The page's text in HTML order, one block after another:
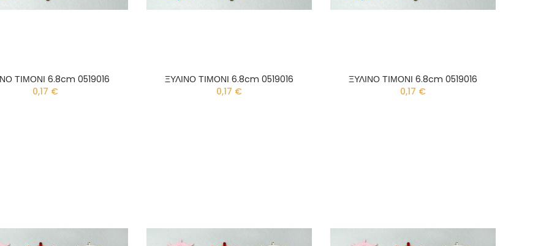
ΤΙΜΟΝΙ 6.8cm 0519016
0,17 €
ΞΥΛΙΝΟ ΤΙΜΟΝΙ 6.8cm 0519016
0,17 €
ΞΥΛΙΝΟ ΤΙΜΟΝΙ 6.8cm 0519016
0,17 €